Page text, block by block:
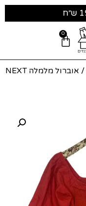
0
/ אוברול מלמלה NEXT